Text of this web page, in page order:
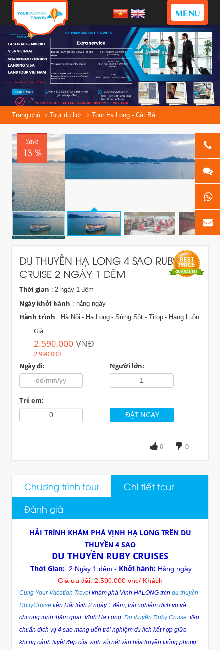
MENU
Trang chủ Tour du lịch Tour Hạ Long - Cát Bà
Save
13 %
DU THUYỀN HẠ LONG 4 SAO RUBY
CRUISE 2 NGÀY 1 ĐÊM
Thời gian : 2 ngày 1 đêm
Ngày khởi hành : hằng ngày
Hành trình : Hà Nội - Hạ Long - Sửng Sốt - Titop - Hang Luồn
Giá
2.590.000 VNĐ
2.990.000
Ngày đi:
Người lớn:
Trẻ em:
0
0
Chương trình tour
Chi tiết tour
Đánh giá
HẢI TRÌNH KHÁM PHÁ VỊNH HẠ LONG TRÊN DU
THUYỀN 4 SAO
DU THUYỀN RUBY CRUISES
Thời Gian: 2 Ngày 1 đêm - Khởi hành: Hàng ngày
Giá ưu đãi: 2.590.000 vnđ/ Khách
Cùng Your Vacation Travel khám phá Vịnh HALONG trên du thuyền
RubyCruise trên Hải trình 2 ngày 1 đêm, trải nghiệm dịch vụ và
chương trình thăm quan Vịnh Hạ Long. Du thuyền Ruby Cruise tiêu
chuẩn dịch vụ 4 sao mang đến trải nghiệm du lịch kết hợp giữa
khung cảnh tuyệt đẹp của vịnh với nét văn hóa truyền thống phong